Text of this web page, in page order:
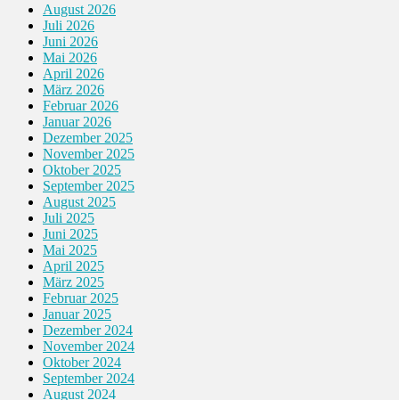
August 2026
Juli 2026
Juni 2026
Mai 2026
April 2026
März 2026
Februar 2026
Januar 2026
Dezember 2025
November 2025
Oktober 2025
September 2025
August 2025
Juli 2025
Juni 2025
Mai 2025
April 2025
März 2025
Februar 2025
Januar 2025
Dezember 2024
November 2024
Oktober 2024
September 2024
August 2024